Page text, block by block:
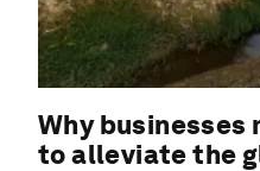
Why
to alleviate the